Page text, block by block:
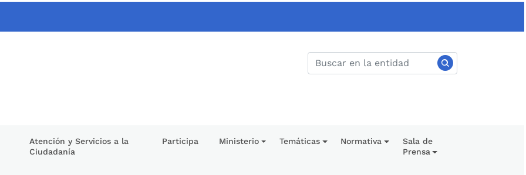
Atención y Servicios a la
Ciudadanía
Participa Ministerio Temáticas Normativa
Sala de
Prensa